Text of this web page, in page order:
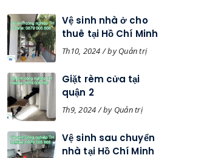
Vệ sinh nhà ở cho
thuê tại Hồ Chí Minh
Th10, 2024 / by Quản trị
Giặt rèm cửa tại
quận 2
Th9, 2024 / by Quản trị
Vệ sinh sau chuyển
nhà tại Hồ Chí Minh